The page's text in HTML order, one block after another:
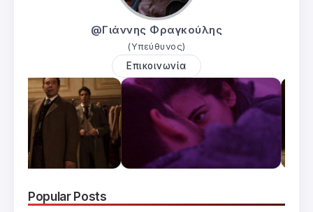
@Γιάννης Φραγκούλης
(Υπεύθυνος)
Επικοινωνία
Popular Posts